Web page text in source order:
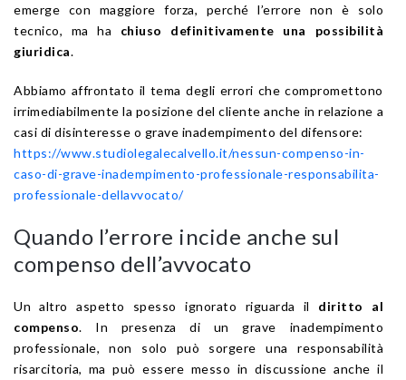
emerge con maggiore forza, perché l’errore non è solo
tecnico, ma ha chiuso definitivamente una possibilità
giuridica.
Abbiamo affrontato il tema degli errori che compromettono
irrimediabilmente la posizione del cliente anche in relazione a
casi di disinteresse o grave inadempimento del difensore:
https://www.studiolegalecalvello.it/nessun-compenso-in-
caso-di-grave-inadempimento-professionale-responsabilita-
professionale-dellavvocato/
Quando l’errore incide anche sul
compenso dell’avvocato
Un altro aspetto spesso ignorato riguarda il diritto al
compenso. In presenza di un grave inadempimento
professionale, non solo può sorgere una responsabilità
risarcitoria, ma può essere messo in discussione anche il